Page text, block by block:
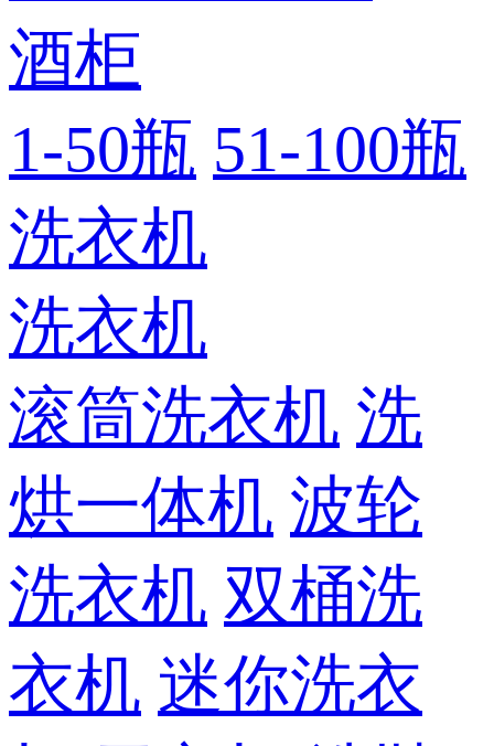
酒柜
1-50瓶 51-100瓶
洗衣机
洗衣机
滚筒洗衣机 洗
烘一体机 波轮
洗衣机 双桶洗
衣机 迷你洗衣